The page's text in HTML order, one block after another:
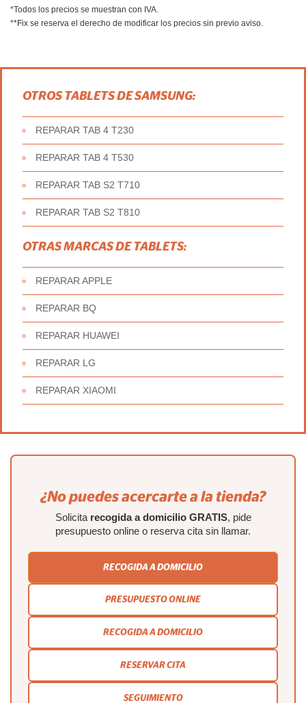
*Todos los precios se muestran con IVA.
**Fix se reserva el derecho de modificar los precios sin previo aviso.
OTROS TABLETS DE SAMSUNG:
REPARAR TAB 4 T230
REPARAR TAB 4 T530
REPARAR TAB S2 T710
REPARAR TAB S2 T810
OTRAS MARCAS DE TABLETS:
REPARAR APPLE
REPARAR BQ
REPARAR HUAWEI
REPARAR LG
REPARAR XIAOMI
¿No puedes acercarte a la tienda?
Solicita recogida a domicilio GRATIS, pide
presupuesto online o reserva cita sin llamar.
RECOGIDA A DOMICILIO
PRESUPUESTO ONLINE
RECOGIDA A DOMICILIO
RESERVAR CITA
SEGUIMIENTO